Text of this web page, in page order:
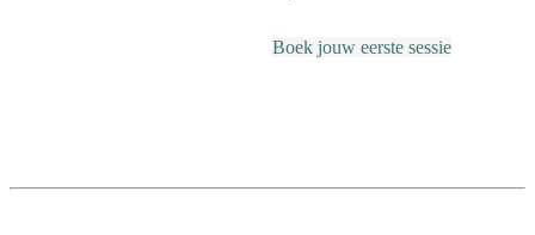
Boek jouw eerste sessie